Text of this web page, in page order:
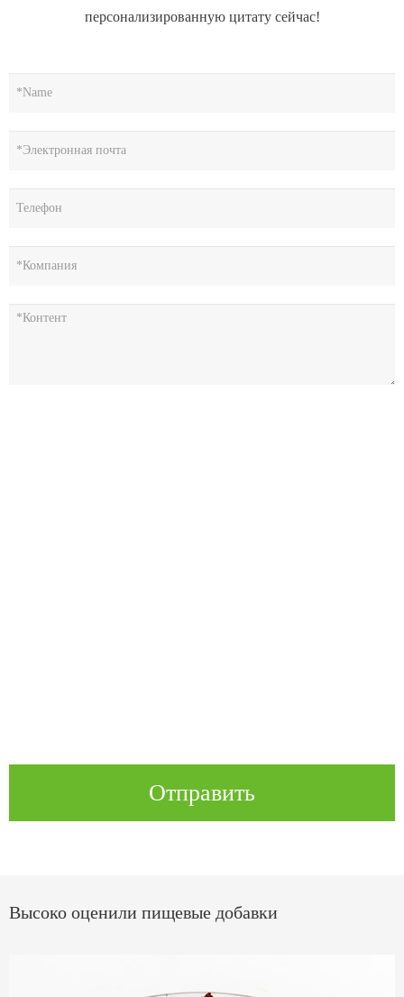
персонализированную цитату сейчас!
Отправить
Высоко оценили пищевые добавки